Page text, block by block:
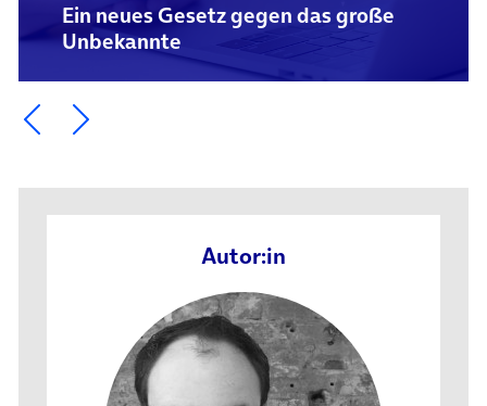
Ein neues Gesetz gegen das große
Unbekannte
Ein Element zurück blättern
Ein Element weiter blättern
Autor:in